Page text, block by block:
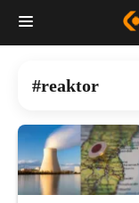
reaktor